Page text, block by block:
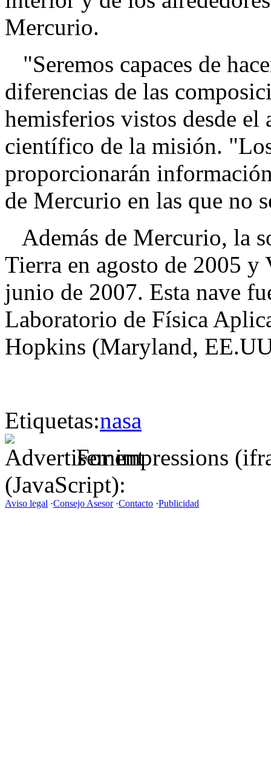
Mercurio.
"Seremos capaces de
diferencias de las
hemisferios vistos desde
científico de la misión.
proporcionarán
de Mercurio en las que no
Además de Mercurio, la
Tierra en agosto de 2005 y
junio de 2007. Esta nave
Laboratorio de Física
Hopkins (Maryland,
Etiquetas:nasa
For impressions
(JavaScript):
Aviso legal ·Consejo Asesor·Contacto ·Publicidad